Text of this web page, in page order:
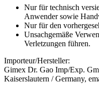
Nur für technisch
Anwender sowie
Nur für den
Unsachgemäße
Verletzungen führen.
Importeur/Hersteller:
Gimex Dr. Gao Imp/Exp.
Kaiserslautern / Germany,